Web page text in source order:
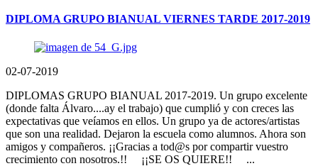
DIPLOMA GRUPO BIANUAL VIERNES TARDE 2017-2019
02-07-2019
DIPLOMAS GRUPO BIANUAL 2017-2019. Un grupo excelente
(donde falta Álvaro....ay el trabajo) que cumplió y con creces las
expectativas que veíamos en ellos. Un grupo ya de actores/artistas
que son una realidad. Dejaron la escuela como alumnos. Ahora son
amigos y compañeros. ¡¡Gracias a tod@s por compartir vuestro
crecimiento con nosotros.!! ¡¡SE OS QUIERE!! ...